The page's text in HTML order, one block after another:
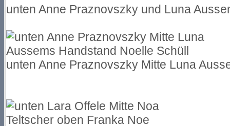
unten Anne Praznovszky und Luna
unten Anne Praznovszky Mitte Luna